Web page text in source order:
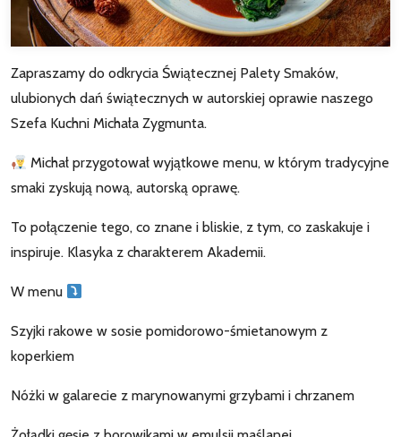
Zapraszamy do odkrycia Świątecznej Palety Smaków,
ulubionych dań świątecznych w autorskiej oprawie naszego
Szefa Kuchni Michała Zygmunta.
Michał przygotował wyjątkowe menu, w którym tradycyjne
smaki zyskują nową, autorską oprawę.
To połączenie tego, co znane i bliskie, z tym, co zaskakuje i
inspiruje. Klasyka z charakterem Akademii.
W menu
Szyjki rakowe w sosie pomidorowo-śmietanowym z
koperkiem
Nóżki w galarecie z marynowanymi grzybami i chrzanem